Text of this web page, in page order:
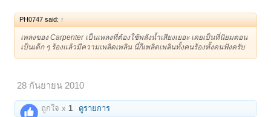
PH0747 said: ↑
เพลงของ Carpenter เป็นเพลงที่ต้องใช้พลังน้ำเสียงเยอะ เคยเป็นที่นิยมตอน
เป็นเด็ก ๆ ร้องแล้วมีความเพลิดเพลิน นี่ก็เพลิดเพลินทั้งคนร้องทั้งคนฟังครับ
28 กันยายน 2010
ถูกใจ x1 ดูรายการ